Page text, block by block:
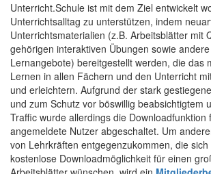
Unterricht.Schule ist mit dem Ziel entwickelt
Unterrichtsalltag zu unterstützen, indem
Unterrichtsmaterialien (z.B. Arbeitsblätter mit
gehörigen interaktiven Übungen sowie
Lernangebote) bereitgestellt werden, die das
Lernen in allen Fächern und den Unterricht
und erleichtern. Aufgrund der stark
und zum Schutz vor böswillig beabsichtigtem
Traffic wurde allerdings die Downloadfunktion
angemeldete Nutzer abgeschaltet. Um
von Lehrkräften entgegenzukommen, die
kostenlose Downloadmöglichkeit für einen